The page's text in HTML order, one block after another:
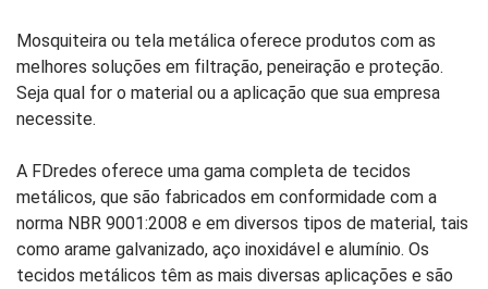
Mosquiteira ou tela metálica oferece produtos com as
melhores soluções em filtração, peneiração e proteção.
Seja qual for o material ou a aplicação que sua empresa
necessite.
A FDredes oferece uma gama completa de tecidos
metálicos, que são fabricados em conformidade com a
norma NBR 9001:2008 e em diversos tipos de material, tais
como arame galvanizado, aço inoxidável e alumínio. Os
tecidos metálicos têm as mais diversas aplicações e são